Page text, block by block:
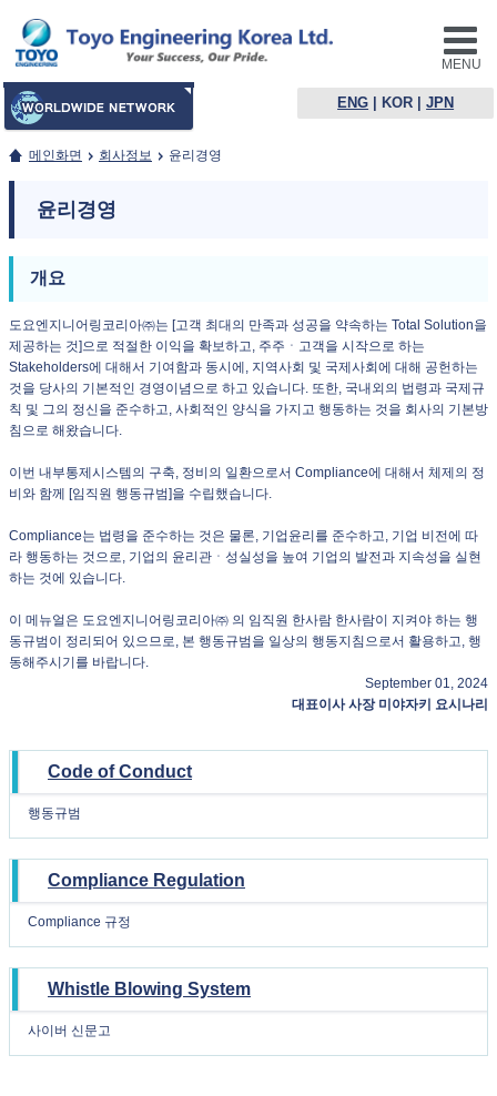
MENU
ENG KOR |JPN
메인화면 회사정보 윤리경영
윤리경영
개요
도요엔지니어링코리아㈜는 [고객 최대의 만족과 성공을 약속하는 Total Solution을
제공하는 것]으로 적절한 이익을 확보하고, 주주ㆍ고객을 시작으로 하는
Stakeholders에 대해서 기여함과 동시에, 지역사회 및 국제사회에 대해 공헌하는
것을 당사의 기본적인 경영이념으로 하고 있습니다. 또한, 국내외의 법령과 국제규
칙 및 그의 정신을 준수하고, 사회적인 양식을 가지고 행동하는 것을 회사의 기본방
침으로 해왔습니다.
이번 내부통제시스템의 구축, 정비의 일환으로서 Compliance에 대해서 체제의 정
비와 함께 [임직원 행동규범]을 수립했습니다.
Compliance는 법령을 준수하는 것은 물론, 기업윤리를 준수하고, 기업 비전에 따
라 행동하는 것으로, 기업의 윤리관ㆍ성실성을 높여 기업의 발전과 지속성을 실현
하는 것에 있습니다.
이 메뉴얼은 도요엔지니어링코리아㈜ 의 임직원 한사람 한사람이 지켜야 하는 행
동규범이 정리되어 있으므로, 본 행동규범을 일상의 행동지침으로서 활용하고, 행
동해주시기를 바랍니다.
September 01, 2024
대표이사 사장 미야자키 요시나리
Code of Conduct
행동규범
Compliance Regulation
Compliance 규정
Whistle Blowing System
사이버 신문고